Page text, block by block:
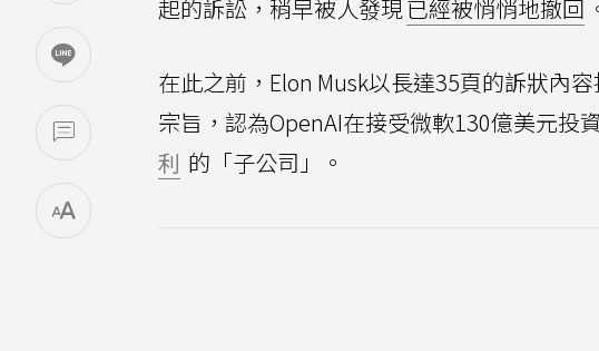
起的訴訟，稍早被人發現已經被悄悄地撤回
在此之前，Elon Musk以長達35頁的訴狀內
宗旨，認為OpenAI在接受微軟130億美元投
利 的「子公司」。